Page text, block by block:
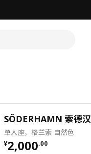
SÖDERHAMN 索德汉
单人座，格兰索 自然色
¥2,000.00
¥ 2000.00